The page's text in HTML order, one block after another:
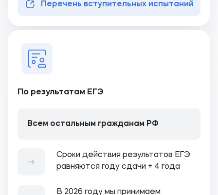
Перечень вступительных испытаний
По результатам ЕГЭ
Всем остальным гражданам РФ
Сроки действия результатов ЕГЭ
равняются году сдачи + 4 года
В 2026 году мы принимаем